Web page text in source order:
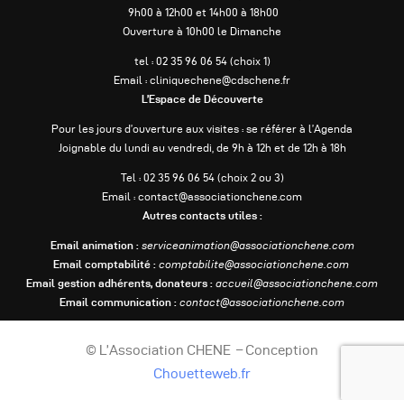
9h00 à 12h00 et 14h00 à 18h00
Ouverture à 10h00 le Dimanche
tel : 02 35 96 06 54 (choix 1)
Email : cliniquechene@cdschene.fr
L’Espace de Découverte
Pour les jours d’ouverture aux visites : se référer à l’Agenda
Joignable du lundi au vendredi, de 9h à 12h et de 12h à 18h
Tel : 02 35 96 06 54 (choix 2 ou 3)
Email : contact@associationchene.com
Autres contacts utiles :
Email animation : serviceanimation@associationchene.com
Email comptabilité : comptabilite@associationchene.com
Email gestion adhérents, donateurs : accueil@associationchene.com
Email communication : contact@associationchene.com
© L’Association CHENE – Conception
Chouetteweb.fr